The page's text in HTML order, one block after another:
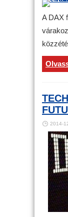
A DAX
2014-